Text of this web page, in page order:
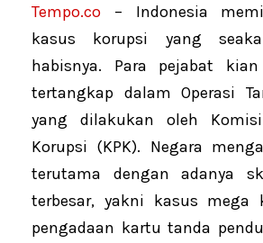
Tempo.co – Indonesia
kasus korupsi yang
habisnya. Para pejabat
tertangkap dalam Operasi
yang dilakukan oleh Komisi
Korupsi (KPK). Negara
terutama dengan adanya
terbesar, yakni kasus mega
pengadaan kartu tanda